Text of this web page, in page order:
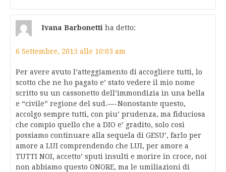
Ivana Barbonetti ha detto:
6 Settembre, 2015 alle 10:03 am
Per avere avuto l’atteggiamento di accogliere tutti, lo
scotto che ne ho pagato e’ stato vedere il mio nome
scritto su un cassonetto dell’immondizia in una bella
e “civile” regione del sud.—-Nonostante questo,
accolgo sempre tutti, con piu’ prudenza, ma fiduciosa
che compio quello che a DIO e’ gradito, solo cosi
possiamo continuare alla sequela di GESU’, farlo per
amore a LUI comprendendo che LUI, per amore a
TUTTI NOI, accetto’ sputi insulti e morire in croce, noi
non abbiamo questo ONORE, ma le umiliazioni di